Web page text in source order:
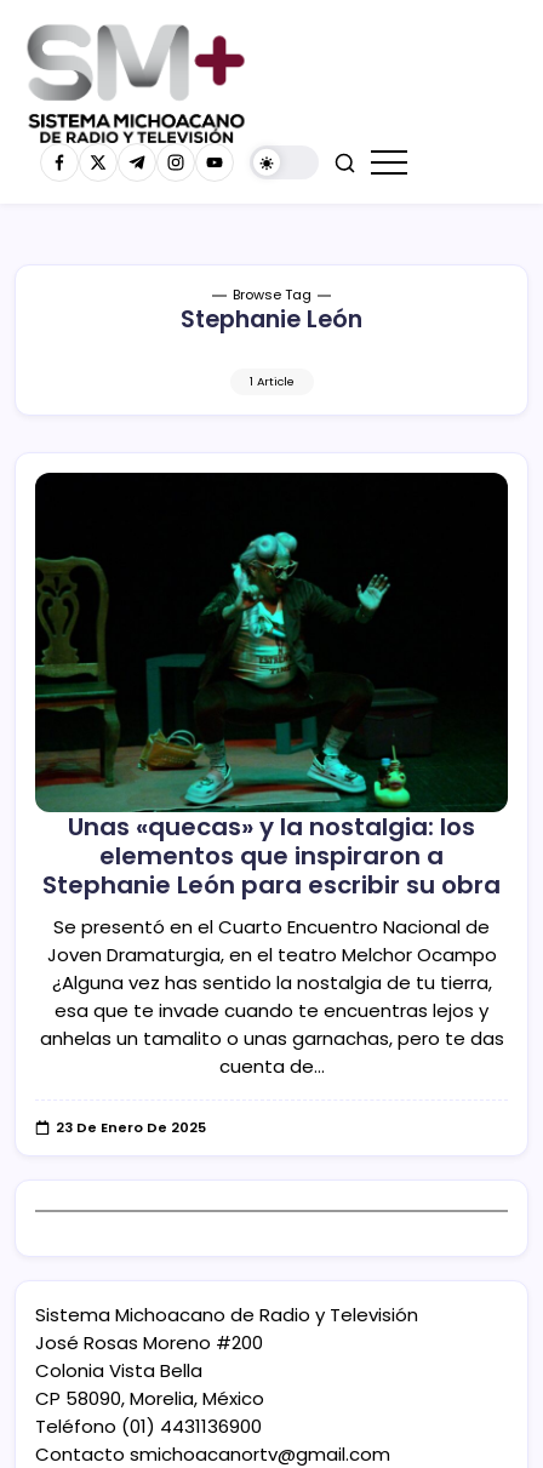
Browse Tag
Stephanie León
1 Article
Unas «quecas» y la nostalgia: los
elementos que inspiraron a
Stephanie León para escribir su obra
Se presentó en el Cuarto Encuentro Nacional de
Joven Dramaturgia, en el teatro Melchor Ocampo
¿Alguna vez has sentido la nostalgia de tu tierra,
esa que te invade cuando te encuentras lejos y
anhelas un tamalito o unas garnachas, pero te das
cuenta de…
23 De Enero De 2025
Sistema Michoacano de Radio y Televisión
José Rosas Moreno #200
Colonia Vista Bella
CP 58090, Morelia, México
Teléfono (01) 4431136900
Contacto smichoacanortv@gmail.com